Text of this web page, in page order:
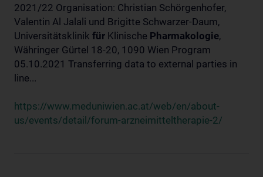
2021/22 Organisation: Christian Schörgenhofer,
Valentin Al Jalali und Brigitte Schwarzer-Daum,
Universitätsklinik für Klinische Pharmakologie,
Währinger Gürtel 18-20, 1090 Wien Program
05.10.2021 Transferring data to external parties in
line...
https://www.meduniwien.ac.at/web/en/about-
us/events/detail/forum-arzneimitteltherapie-2/